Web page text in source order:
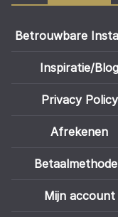
Betrouwbare
Inspiratie/Blog
Privacy Policy
Afrekenen
Mijn account